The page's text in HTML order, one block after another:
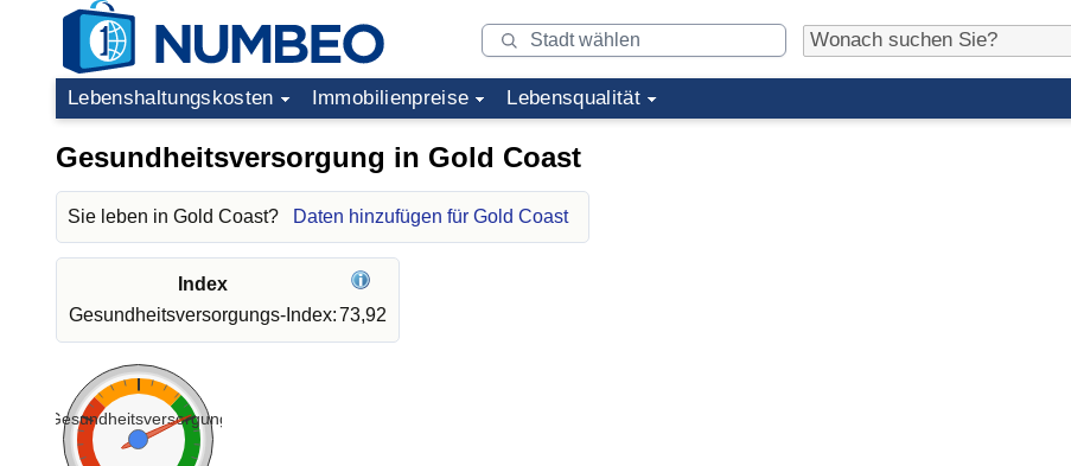
Lebenshaltungskosten Immobilienpreise Lebensqualität
Gesundheitsversorgung in Gold Coast
Sie leben in Gold Coast? Daten hinzufügen für Gold Coast
Index
Gesundheitsversorgungs-Index:73,92
Gesundheitsversorgung